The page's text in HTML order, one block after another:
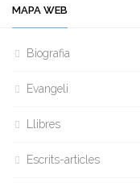
MAPA WEB
Biografia
Evangeli
Llibres
Escrits-articles